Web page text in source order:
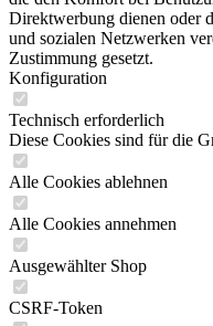
Direktwerbung dienen oder
und sozialen Netzwerken
Zustimmung gesetzt.
Konfiguration
Technisch erforderlich
Diese Cookies sind für die
Alle Cookies ablehnen
Alle Cookies annehmen
Ausgewählter Shop
CSRF-Token